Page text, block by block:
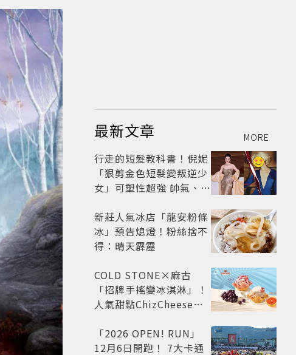
最新文章 MORE
行走的短髮教科書！倪妮
「狠剪金色短髮變叛逆少
女」可塑性超強 帥氣、優
新莊人氣冰店「龍安粉條
冰」預告熄燈！粉絲捨不
得：晴天霹靂
COLD STONE×麻古
「招牌手搖變冰淇淋」！
人氣甜點ChizCheese快
「2026 OPEN! RUN」
12月6日開跑！ 7大卡通